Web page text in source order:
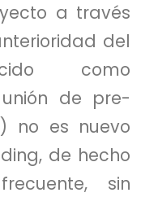
a través
del
como
de pre-
no es nuevo
de hecho
sin